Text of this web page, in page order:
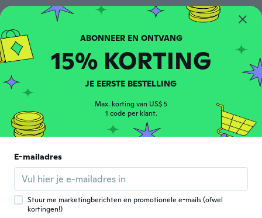
J
Lid geworden van
· 18 beoordelingen
ongeveer 8 jaar geleden
L
Lid geworden van
· 34 beoordelingen uploads
Puesto que de maravilla.
ongeveer 8 jaar geleden
C Csilla
Lid geworden van 2017
ABONNEER EN ONTVANG
15% KORTING
JE EERSTE BESTELLING
Max. korting van US$ 5
1 code per klant.
E-mailadres
Stuur me marketingberichten en promotionele e-mails (ofwel
kortingen!)